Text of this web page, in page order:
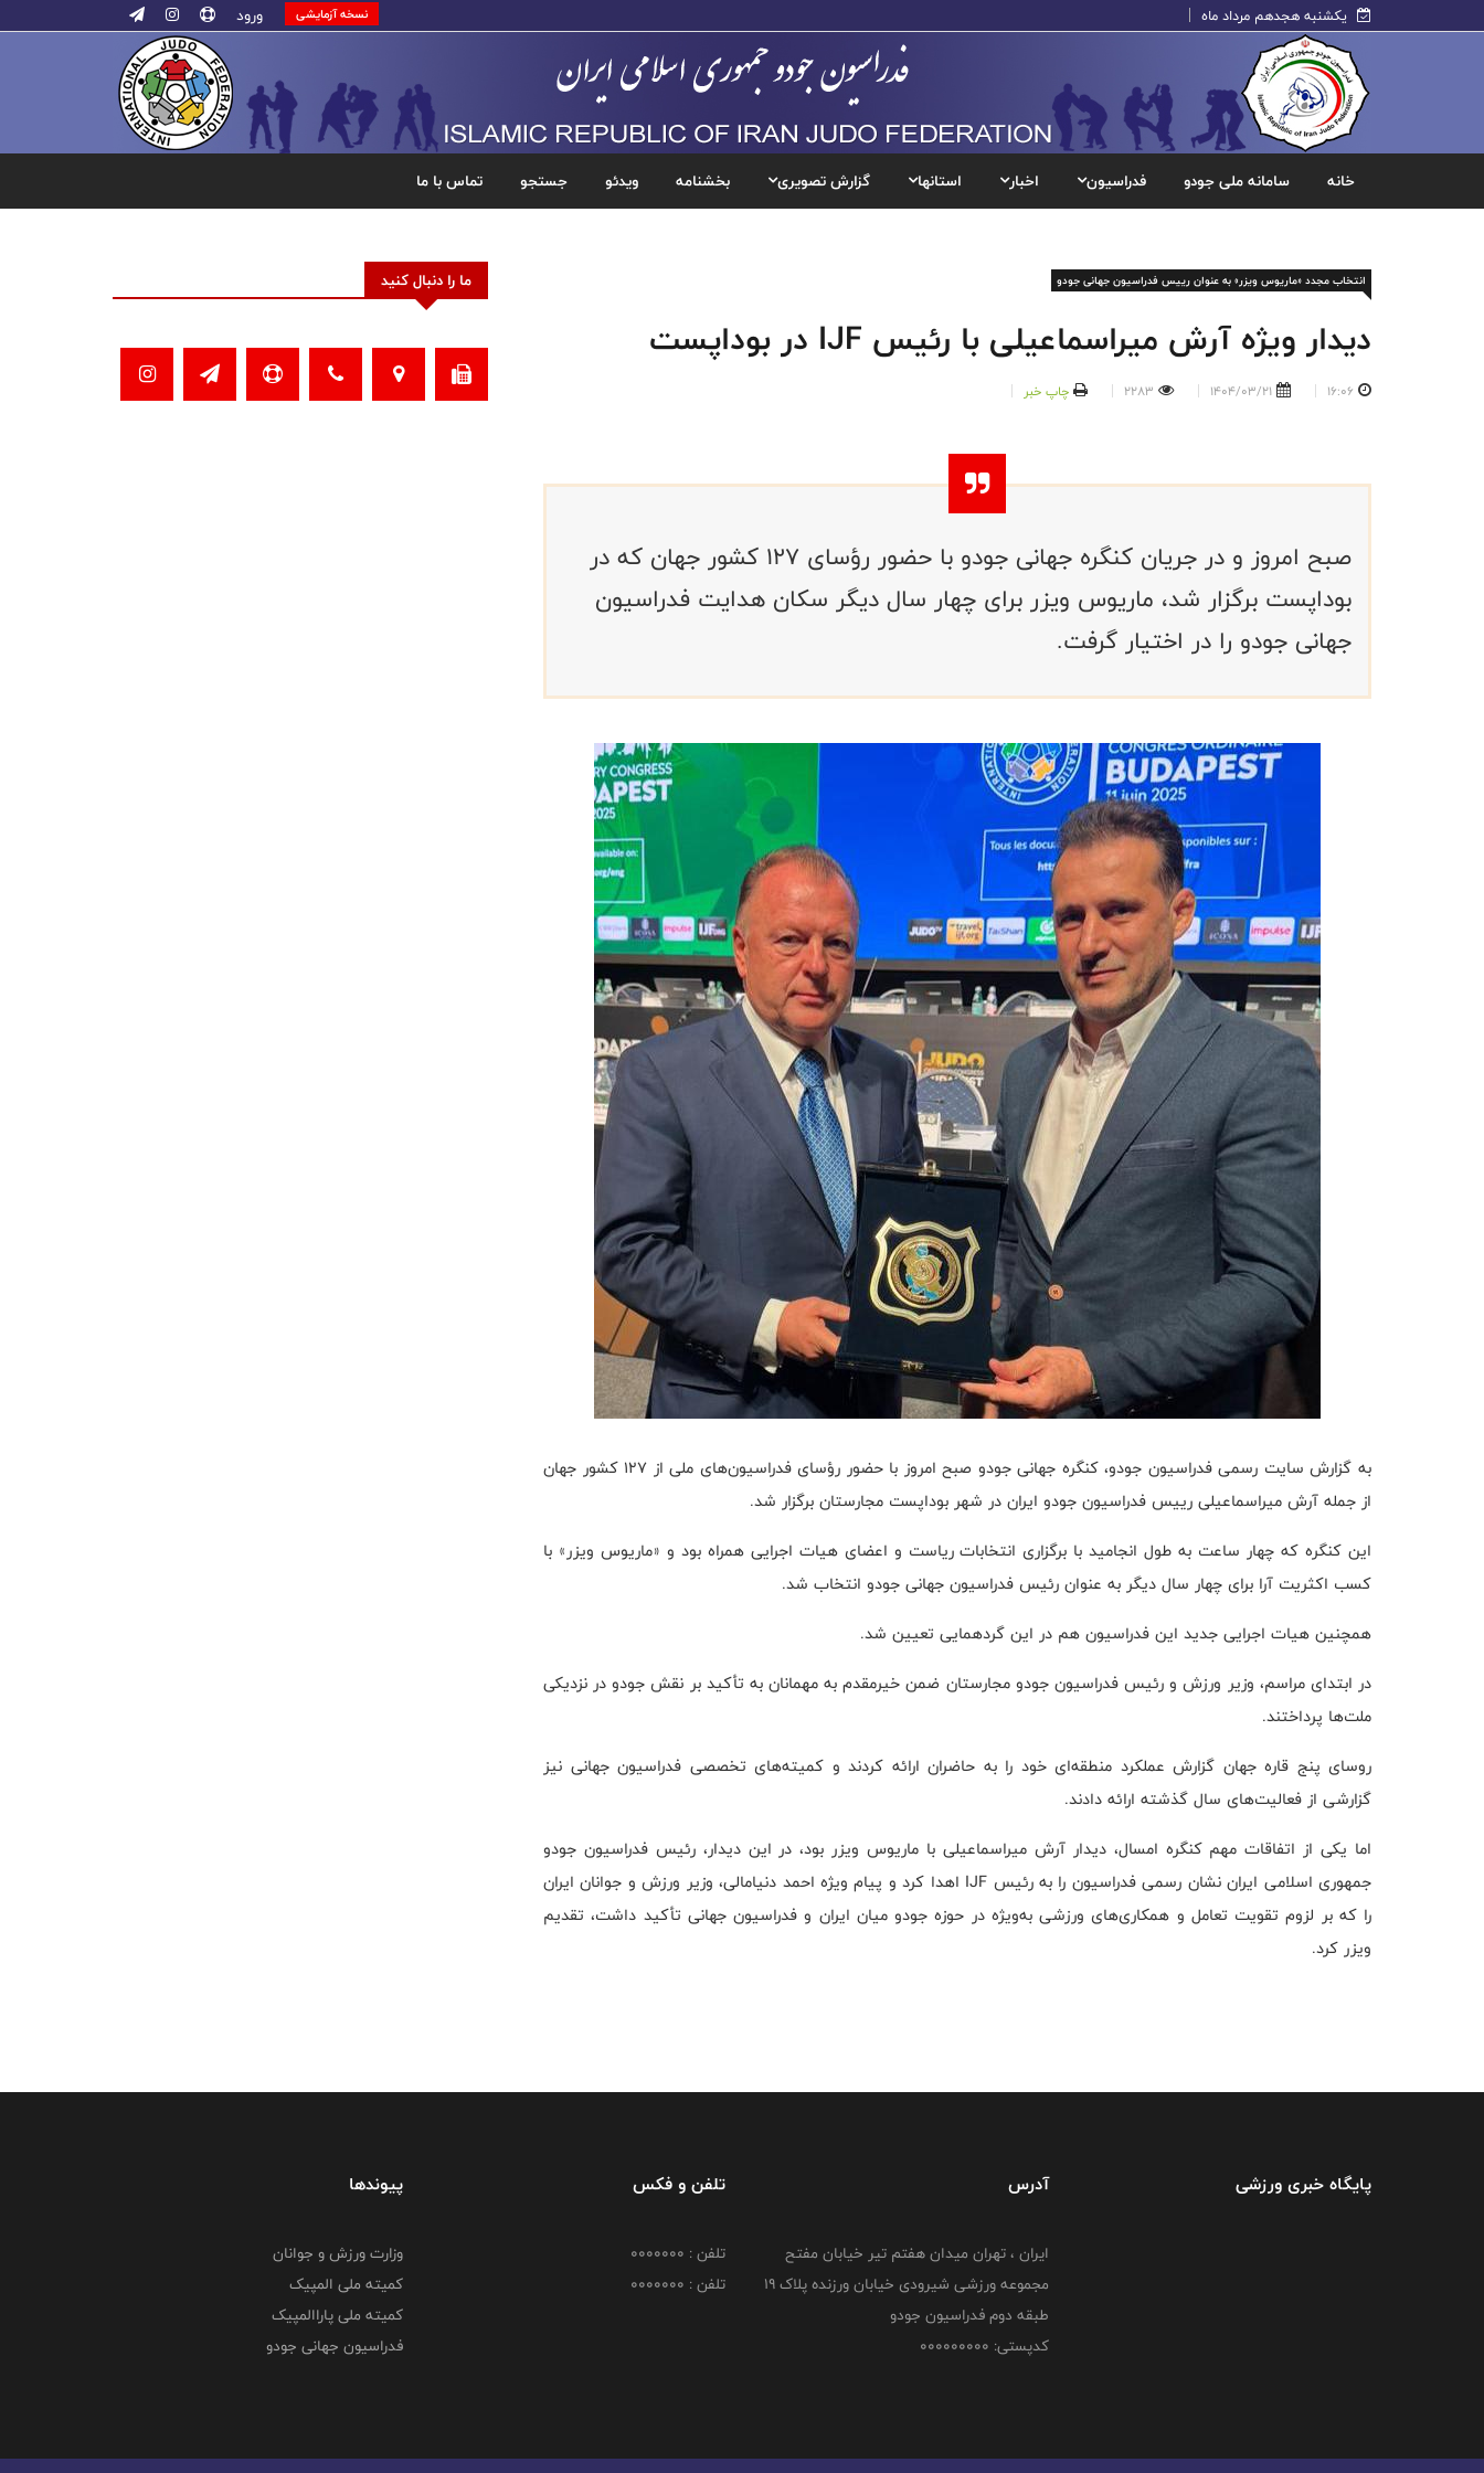
یکشنبه هجدهم مرداد ماه نسخه آزمایشی ورود
خانه سامانه ملی جودو فدراسیون اخبار استانها گزارش تصویری بخشنامه ویدئو جستجو تماس با ما
انتخاب مجدد «ماریوس ویزر» به عنوان رییس فدراسیون جهانی جودو
دیدار ویژه آرش میراسماعیلی با رئیس IJF در بوداپست
16:06
1404/03/21
2283 چاپ خبر
صبح امروز و در جریان کنگره جهانی جودو با حضور رؤسای ۱۲۷ کشور جهان که در
بوداپست برگزار شد، ماریوس ویزر برای چهار سال دیگر سکان هدایت فدراسیون
جهانی جودو را در اختیار گرفت.
به گزارش سایت رسمی فدراسیون جودو، کنگره جهانی جودو صبح امروز با حضور رؤسای فدراسیون‌های ملی از ۱۲۷ کشور جهان
از جمله آرش میراسماعیلی رییس فدراسیون جودو ایران در شهر بوداپست مجارستان برگزار شد.
این کنگره که چهار ساعت به طول انجامید با برگزاری انتخابات ریاست و اعضای هیات اجرایی همراه بود و «ماریوس ویزر» با
کسب اکثریت آرا برای چهار سال دیگر به عنوان رئیس فدراسیون جهانی جودو انتخاب شد.
همچنین هیات اجرایی جدید این فدراسیون هم در این گردهمایی تعیین شد.
در ابتدای مراسم، وزیر ورزش و رئیس فدراسیون جودو مجارستان ضمن خیرمقدم به مهمانان به تأکید بر نقش جودو در نزدیکی
ملت‌ها پرداختند.
روسای پنج قاره جهان گزارش عملکرد منطقه‌ای خود را به حاضران ارائه کردند و کمیته‌های تخصصی فدراسیون جهانی نیز
گزارشی از فعالیت‌های سال گذشته ارائه دادند.
اما یکی از اتفاقات مهم کنگره امسال، دیدار آرش میراسماعیلی با ماریوس ویزر بود، در این دیدار، رئیس فدراسیون جودو
جمهوری اسلامی ایران نشان رسمی فدراسیون را به رئیس IJF اهدا کرد و پیام ویژه احمد دنیامالی، وزیر ورزش و جوانان ایران
را که بر لزوم تقویت تعامل و همکاری‌های ورزشی به‌ویژه در حوزه جودو میان ایران و فدراسیون جهانی تأکید داشت، تقدیم
ویزر کرد.
ما را دنبال کنید
پایگاه خبری ورزشی آدرس
ایران ، تهران میدان هفتم تیر خیابان مفتح
مجموعه ورزشی شیرودی خیابان ورزنده پلاک ۱۹
طبقه دوم فدراسیون جودو
کدپستی: 000000000
تلفن و فکس
تلفن : 0000000
تلفن : 0000000
پیوندها
وزارت ورزش و جوانان
کمیته ملی المپیک
کمیته ملی پاراالمپیک
فدراسیون جهانی جودو